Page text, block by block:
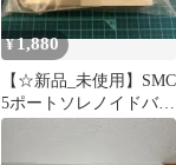
¥1,880
【☆新品_未使用】SMC
5ポートソレノイドバル
ブ VF3140-2DZ1